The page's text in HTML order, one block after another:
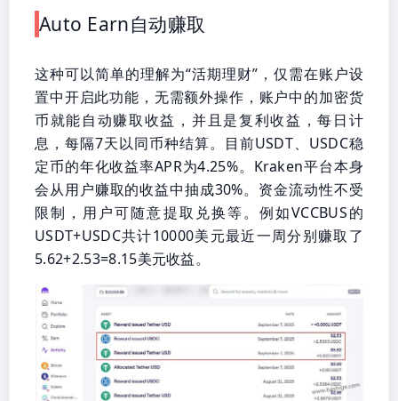
Auto Earn自动赚取
这种可以简单的理解为“活期理财”，仅需在账户设
置中开启此功能，无需额外操作，账户中的加密货
币就能自动赚取收益，并且是复利收益，每日计
息，每隔7天以同币种结算。目前USDT、USDC稳
定币的年化收益率APR为4.25%。Kraken平台本身
会从用户赚取的收益中抽成30%。资金流动性不受
限制，用户可随意提取兑换等。例如VCCBUS的
USDT+USDC共计10000美元最近一周分别赚取了
5.62+2.53=8.15美元收益。